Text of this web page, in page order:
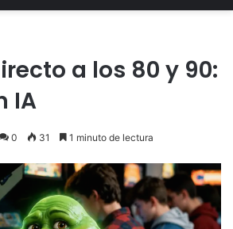
a los 80 y 90:
IA
0 31 1 minuto de lectura